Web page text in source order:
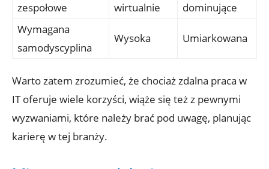
zespołowe
wirtualnie
dominujące
Wymagana
samodyscyplina
Wysoka Umiarkowana
Warto ⁤zatem zrozumieć, że ‍chociaż ⁣zdalna praca w
IT oferuje wiele korzyści, wiąże się też ‍z pewnymi
wyzwaniami, które należy brać⁢ pod ⁢uwagę, planując
karierę w‍ tej branży.